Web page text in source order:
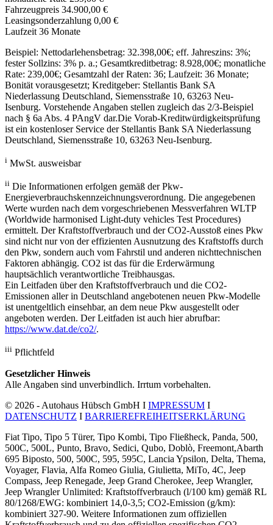
Fahrzeugpreis 34.900,00 €
Leasingsonderzahlung 0,00 €
Laufzeit 36 Monate
Beispiel: Nettodarlehensbetrag: 32.398,00€; eff. Jahreszins: 3%;
fester Sollzins: 3% p. a.; Gesamtkreditbetrag: 8.928,00€; monatliche
Rate: 239,00€; Gesamtzahl der Raten: 36; Laufzeit: 36 Monate;
Bonität vorausgesetzt; Kreditgeber: Stellantis Bank SA
Niederlassung Deutschland, Siemensstraße 10, 63263 Neu-
Isenburg. Vorstehende Angaben stellen zugleich das 2/3-Beispiel
nach § 6a Abs. 4 PAngV dar.Die Vorab-Kreditwürdigkeitsprüfung
ist ein kostenloser Service der Stellantis Bank SA Niederlassung
Deutschland, Siemensstraße 10, 63263 Neu-Isenburg.
i MwSt. ausweisbar
ii Die Informationen erfolgen gemäß der Pkw-
Energieverbrauchskennzeichnungsverordnung. Die angegebenen
Werte wurden nach dem vorgeschriebenen Messverfahren WLTP
(Worldwide harmonised Light-duty vehicles Test Procedures)
ermittelt. Der Kraftstoffverbrauch und der CO2-Ausstoß eines Pkw
sind nicht nur von der effizienten Ausnutzung des Kraftstoffs durch
den Pkw, sondern auch vom Fahrstil und anderen nichttechnischen
Faktoren abhängig. CO2 ist das für die Erderwärmung
hauptsächlich verantwortliche Treibhausgas.
Ein Leitfaden über den Kraftstoffverbrauch und die CO2-
Emissionen aller in Deutschland angebotenen neuen Pkw-Modelle
ist unentgeltlich einsehbar, an dem neue Pkw ausgestellt oder
angeboten werden. Der Leitfaden ist auch hier abrufbar:
https://www.dat.de/co2/.
iii Pflichtfeld
Gesetzlicher Hinweis
Alle Angaben sind unverbindlich. Irrtum vorbehalten.
© 2026 - Autohaus Hübsch GmbH I IMPRESSUM I
DATENSCHUTZ I BARRIEREFREIHEITSERKLÄRUNG
Fiat Tipo, Tipo 5 Türer, Tipo Kombi, Tipo Fließheck, Panda, 500,
500C, 500L, Punto, Bravo, Sedici, Qubo, Doblò, Freemont,Abarth
695 Biposto, 500, 500C, 595, 595C, Lancia Ypsilon, Delta, Thema,
Voyager, Flavia, Alfa Romeo Giulia, Giulietta, MiTo, 4C, Jeep
Compass, Jeep Renegade, Jeep Grand Cherokee, Jeep Wrangler,
Jeep Wrangler Unlimited: Kraftstoffverbrauch (l/100 km) gemäß RL
80/1268/EWG: kombiniert 14,0-3,5; CO2-Emission (g/km):
kombiniert 327-90. Weitere Informationen zum offiziellen